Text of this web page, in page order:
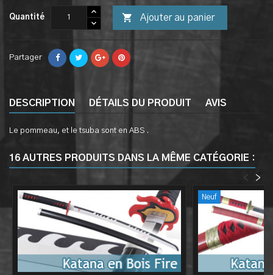
Quantité  Ajouter au panier
Partager
DESCRIPTION DÉTAILS DU PRODUIT AVIS
Le pommeau, et le tsuba sont en ABS .
16 AUTRES PRODUITS DANS LA MÊME CATÉGORIE :
>
<
Neuf